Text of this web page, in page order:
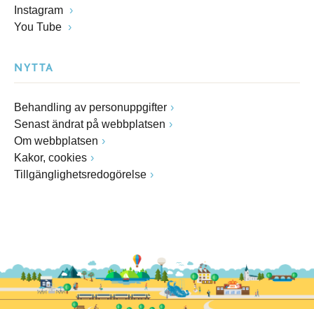
Instagram
You Tube
NYTTA
Behandling av personuppgifter
Senast ändrat på webbplatsen
Om webbplatsen
Kakor, cookies
Tillgänglighetsredogörelse